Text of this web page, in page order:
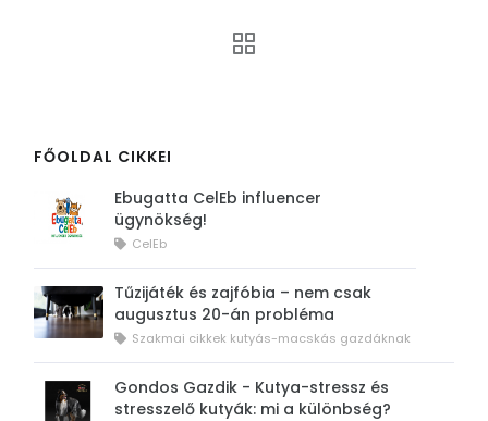
FŐOLDAL CIKKEI
Ebugatta CelEb influencer
ügynökség!
CelEb
Tűzijáték és zajfóbia – nem csak
augusztus 20-án probléma
Szakmai cikkek kutyás-macskás gazdáknak
Gondos Gazdik - Kutya-stressz és
stresszelő kutyák: mi a különbség?